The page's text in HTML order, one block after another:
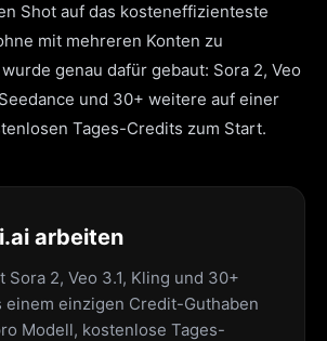
Shot auf das kosteneffizienteste
mit mehreren Konten zu
genau dafür gebaut: Sora 2, Veo
und 30+ weitere auf einer
Tages-Credits zum Start.
arbeiten
Sora 2, Veo 3.1, Kling und 30+
einem einzigen Credit-Guthaben
Modell, kostenlose Tages-